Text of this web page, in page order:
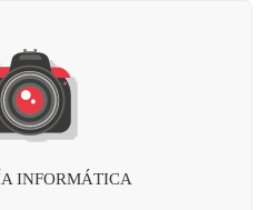
INFORMÁTICA